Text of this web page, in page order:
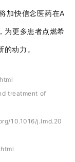
加快信念医药在A
为更多患者点燃希
动力。
treatment of
10.1016/j.lmd.20